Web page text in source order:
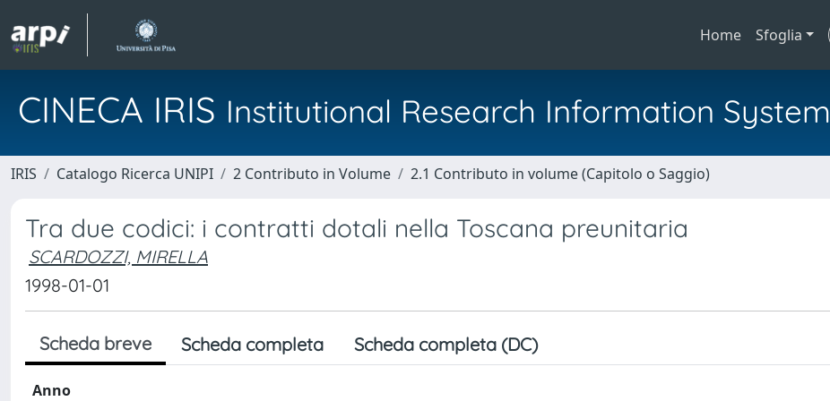
Home Sfoglia
CINECA IRIS Institutional Research Information System
IRIS Catalogo Ricerca UNIPI 2 Contributo in Volume 2.1 Contributo in volume (Capitolo o Saggio)
Tra due codici: i contratti dotali nella Toscana preunitaria
SCARDOZZI, MIRELLA
1998-01-01
Scheda breve Scheda completa Scheda completa (DC)
Anno